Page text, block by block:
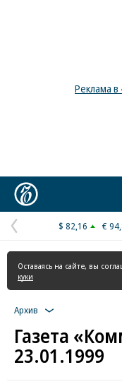
Реклама
Предыдущая
страница
$ 82,16 €
Оставаясь на сайте, вы
куки
Архив
Газета
23.01.1999